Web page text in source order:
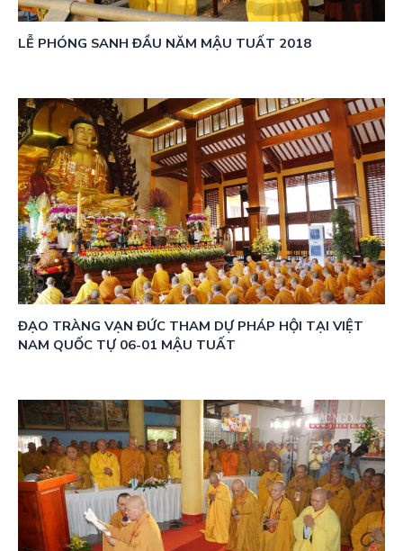
LỄ PHÓNG SANH ĐẦU NĂM MẬU TUẤT 2018
ĐẠO TRÀNG VẠN ĐỨC THAM DỰ PHÁP HỘI TẠI VIỆT
NAM QUỐC TỰ 06-01 MẬU TUẤT